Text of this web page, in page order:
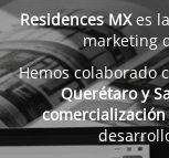
Residences MXes
marketing
Hemos colaborado
Querétaro y